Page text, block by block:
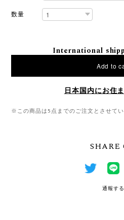
数量
International
Add to
日本国内にお住
※この商品は5点までのご注文とさせてい
SHARE
通報する